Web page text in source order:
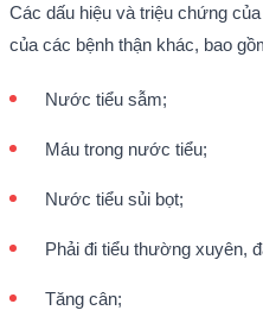
Các dấu hiệu và triệu chứng
của các bệnh thận khác, bao
Nước tiểu sẫm;
Máu trong nước tiểu;
Nước tiểu sủi bọt;
Phải đi tiểu thường xuyên,
Tăng cân;